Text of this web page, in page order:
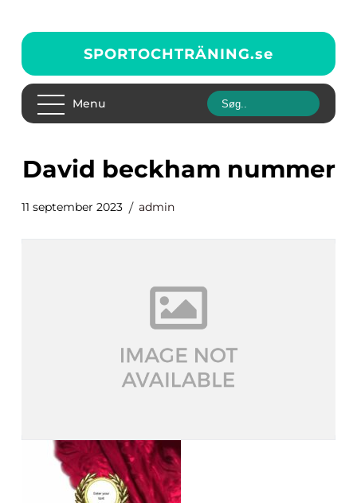
SPORTOCHTRÄNING.se
Menu
david beckham nummer
11 september 2023 admin